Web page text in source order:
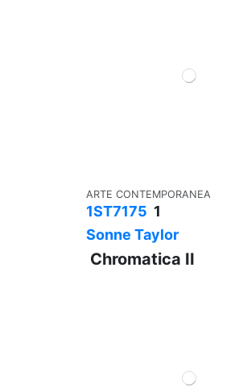
ARTE CONTEMPORANEA
1ST7175 1
Sonne Taylor
Chromatica II